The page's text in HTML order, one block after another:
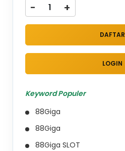
- +
DAFTAR
LOGIN
Keyword Populer
88Giga
88Giga
88Giga SLOT